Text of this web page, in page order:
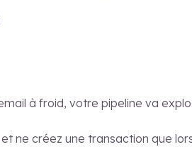
à froid, votre pipeline va
ne créez une transaction que